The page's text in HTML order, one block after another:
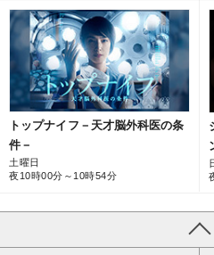
トップナイフ－天才脳外科医の条
件－
土曜日
夜10時00分～10時54分